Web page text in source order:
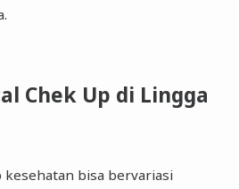
Chek Up di Lingga
kesehatan bisa bervariasi